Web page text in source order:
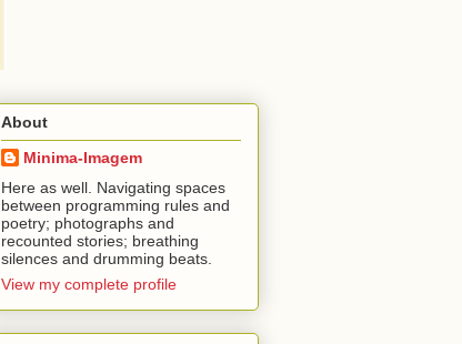
About
Minima-Imagem
Here as well. Navigating spaces
between programming rules and
poetry; photographs and
recounted stories; breathing
silences and drumming beats.
View my complete profile